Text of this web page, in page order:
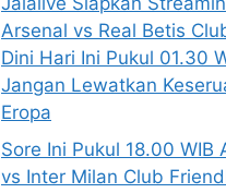
Arsenal vs Real Betis
Dini Hari Ini Pukul 01.30
Jangan Lewatkan
Eropa
Sore Ini Pukul 18.00 WIB
vs Inter Milan Club